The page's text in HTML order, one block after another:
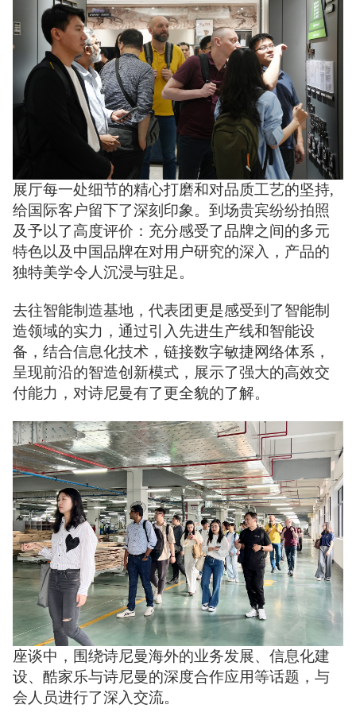
展厅每一处细节的精心打磨和对品质工艺的坚持,
给国际客户留下了深刻印象。到场贵宾纷纷拍照
及予以了高度评价：充分感受了品牌之间的多元
特色以及中国品牌在对用户研究的深入，产品的
独特美学令人沉浸与驻足。
去往智能制造基地，代表团更是感受到了智能制
造领域的实力，通过引入先进生产线和智能设
备，结合信息化技术，链接数字敏捷网络体系，
呈现前沿的智造创新模式，展示了强大的高效交
付能力，对诗尼曼有了更全貌的了解。
座谈中，围绕诗尼曼海外的业务发展、信息化建
设、酷家乐与诗尼曼的深度合作应用等话题，与
会人员进行了深入交流。